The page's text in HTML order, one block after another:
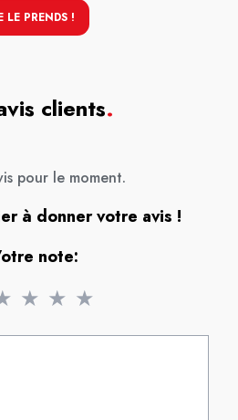
LE PRENDS !
clients.
pour le moment.
à donner votre avis !
note:
★ ★ ★